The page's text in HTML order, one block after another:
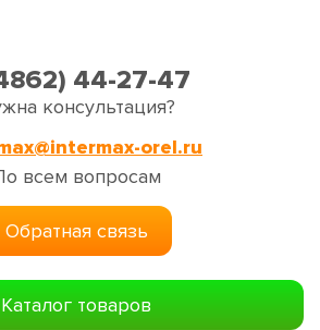
44-27-47
консультация?
orel.ru
всем вопросам
Обратная связь
Каталог товаров